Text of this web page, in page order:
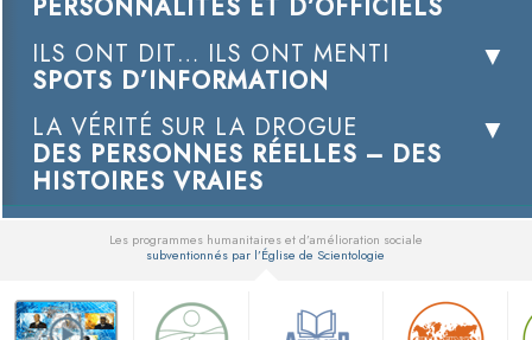
PERSONNALITÉS ET D’OFFICIELS
ILS ONT DIT… ILS ONT MENTI
SPOTS D’INFORMATION
LA VÉRITÉ SUR LA DROGUE
DES PERSONNES RÉELLES – DES
HISTOIRES VRAIES
Les programmes humanitaires et d’amélioration sociale
subventionnés par l’Église de Scientologie